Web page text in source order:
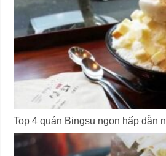
Top 4 quán Bingsu ngon hấp dẫn